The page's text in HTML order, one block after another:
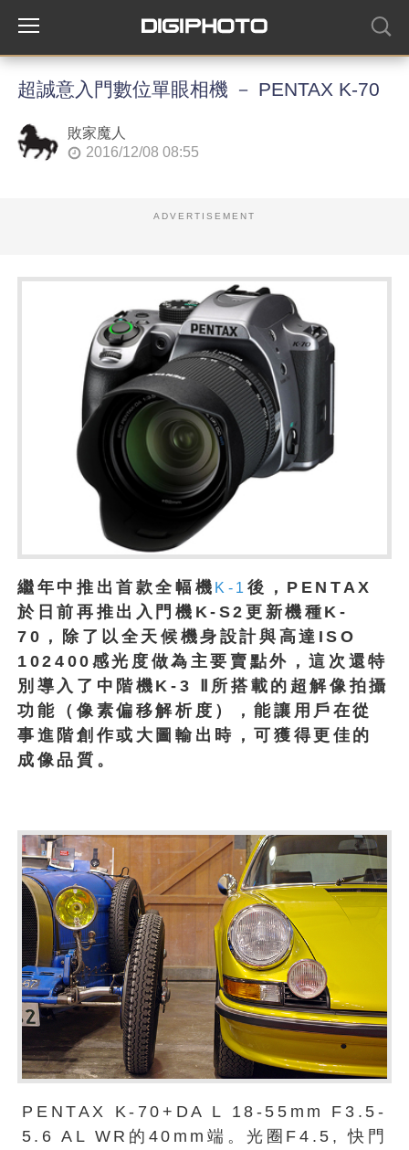
超誠意入門數位單眼相機 － PENTAX K-70
敗家魔人
2016/12/08 08:55
ADVERTISEMENT
繼年中推出首款全幅機 K-1 後，PENTAX
於日前再推出入門機K-S2更新機種K-
70，除了以全天候機身設計與高達ISO
102400感光度做為主要賣點外，這次還特
別導入了中階機K-3 Ⅱ所搭載的超解像拍攝
功能（像素偏移解析度），能讓用戶在從
事進階創作或大圖輸出時，可獲得更佳的
成像品質。
PENTAX K-70+DA L 18-55mm F3.5-
5.6 AL WR的40mm端。光圈F4.5, 快門